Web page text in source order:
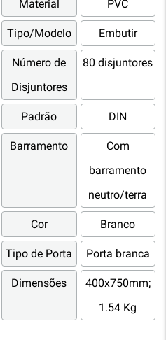
Material PVC
Tipo/Modelo Embutir
Número de
Disjuntores
80 disjuntores
Padrão DIN
Barramento
Com
barramento
neutro/terra
Cor Branco
Tipo de Porta Porta branca
Dimensões
400x750mm;
1.54 Kg